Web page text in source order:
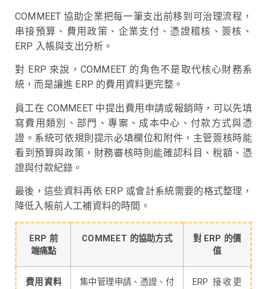
COMMEET 協助企業把每一筆支出前移到可治理流程，
串接預算、費用政策、企業支付、憑證稽核、簽核、
ERP 入帳與支出分析。
對 ERP 來說，COMMEET 的角色不是取代核心財務系
統，而是讓進 ERP 的費用資料更完整。
員工在 COMMEET 中提出費用申請或報銷時，可以先填
寫費用類別、部門、專案、成本中心、付款方式與憑
證。系統可依規則提示必填欄位和附件，主管簽核時能
看到預算與政策，財務審核時則能確認科目、稅額、憑
證與付款紀錄。
最後，這些資料再依 ERP 或會計系統需要的格式整理，
降低入帳前人工補資料的時間。
ERP 前
端痛點
COMMEET 的協助方式
對 ERP 的價
值
費用資料
集中管理申請、憑證、付
ERP 接收更